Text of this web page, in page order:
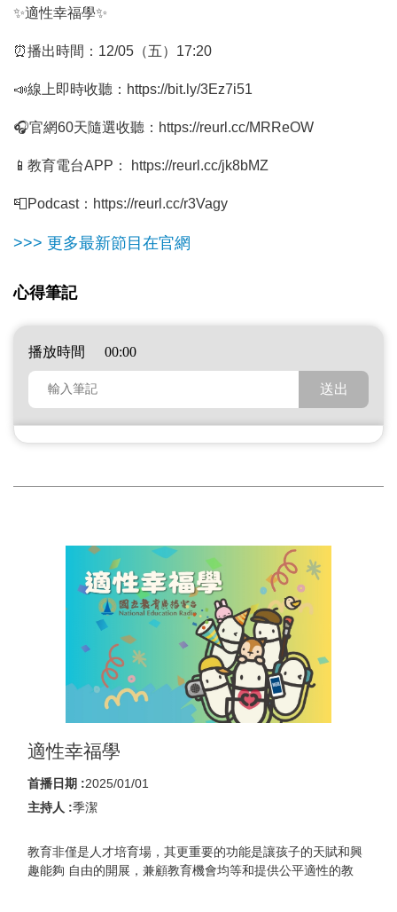
✨適性幸福學✨
⏰播出時間：12/05 （五） 17:20
📣線上即時收聽： https://bit.ly/3Ez7i51
🎧官網60天隨選收聽： https://reurl.cc/MRReOW
📱 教育電台APP ： https://reurl.cc/jk8bMZ
📮 Podcast： https://reurl.cc/r3Vagy
>>> 更多最新節目在官網
心得筆記
播放時間
00:00
心得筆記內容
送出
適性幸福學
首播日期 :2025/01/01
主持人 :季潔
教育非僅是人才培育場，其更重要的功能是讓孩子的天賦和興
趣能夠 自由的開展，兼顧教育機會均等和提供公平適性的教